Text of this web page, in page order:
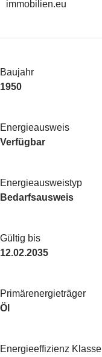
immobilien.eu
Baujahr
1950
Energieausweis
Verfügbar
Energie­ausweistyp
Bedarfsausweis
Gültig bis
12.02.2035
Primärenergieträger
Öl
Energieeffizienz Klasse